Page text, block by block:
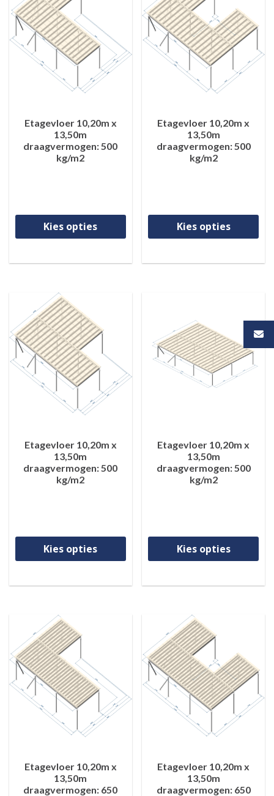
Etagevloer 10,20m x
13,50m
draagvermogen: 500
kg/m2
Kies opties
Dit product heeft meerdere
Etagevloer 10,20m x
13,50m
draagvermogen: 500
kg/m2
Kies opties
Etagevloer 10,20m x
13,50m
draagvermogen: 500
kg/m2
Kies opties
Dit product heeft meerdere
Etagevloer 10,20m x
13,50m
draagvermogen: 500
kg/m2
Kies opties
Etagevloer 10,20m x
13,50m
draagvermogen: 650
Etagevloer 10,20m x
13,50m
draagvermogen: 650